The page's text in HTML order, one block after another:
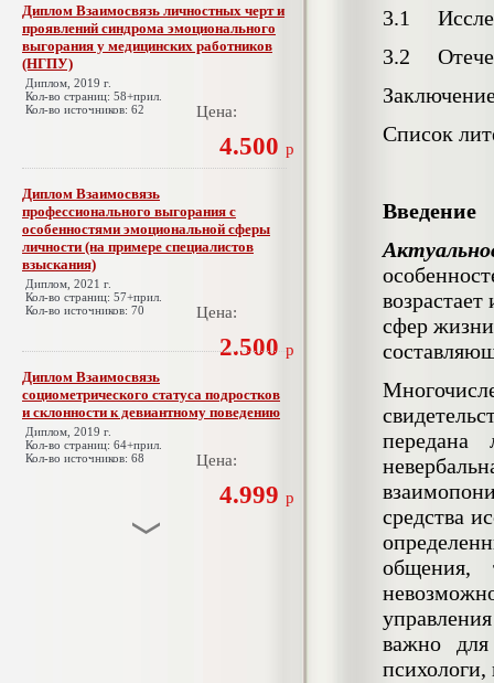
Диплом Взаимосвязь личностных черт и
проявлений синдрома эмоционального
выгорания у медицинских работников
(НГПУ)
Диплом, 2019 г.
Кол-во страниц: 58+прил.
Кол-во источников: 62
Цена:
4.500 р
Диплом Взаимосвязь
профессионального выгорания с
особенностями эмоциональной сферы
личности (на примере специалистов
взыскания)
Диплом, 2021 г.
Кол-во страниц: 57+прил.
Кол-во источников: 70
Цена:
2.500 р
Диплом Взаимосвязь
социометрического статуса подростков
и склонности к девиантному поведению
Диплом, 2019 г.
Кол-во страниц: 64+прил.
Кол-во источников: 68
Цена:
4.999 р
3.1
3.2
Список
Введение
сфер жизни
средства
общения,
важно для
психологи,